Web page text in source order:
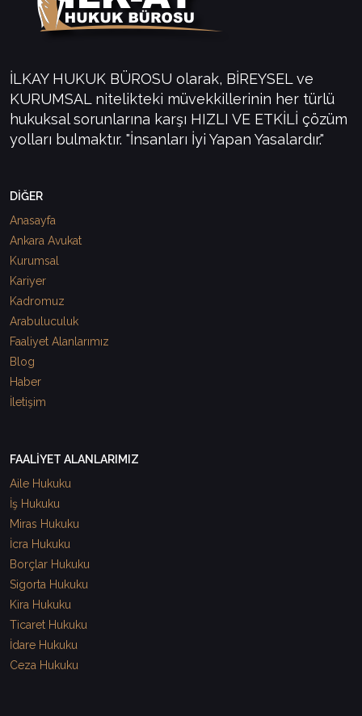
İLKAY HUKUK BÜROSU olarak, BİREYSEL ve
KURUMSAL nitelikteki müvekkillerinin her türlü
hukuksal sorunlarına karşı HIZLI VE ETKİLİ çözüm
yolları bulmaktır. "İnsanları İyi Yapan Yasalardır."
DİĞER
Anasayfa
Ankara Avukat
Kurumsal
Kariyer
Kadromuz
Arabuluculuk
Faaliyet Alanlarımız
Blog
Haber
İletişim
FAALİYET ALANLARIMIZ
Aile Hukuku
İş Hukuku
Miras Hukuku
İcra Hukuku
Borçlar Hukuku
Sigorta Hukuku
Kira Hukuku
Ticaret Hukuku
İdare Hukuku
Ceza Hukuku